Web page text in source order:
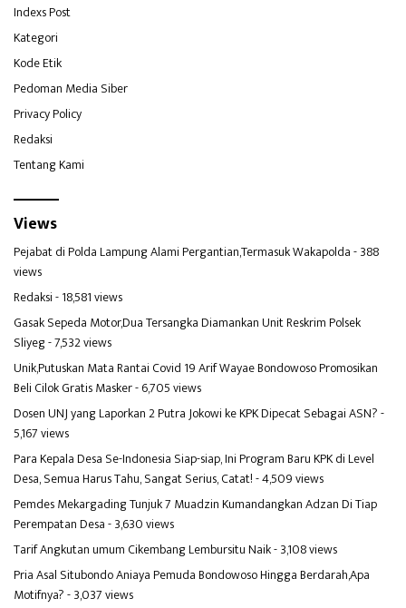
Indexs Post
Kategori
Kode Etik
Pedoman Media Siber
Privacy Policy
Redaksi
Tentang Kami
Views
Pejabat di Polda Lampung Alami Pergantian,Termasuk Wakapolda- 388
views
Redaksi- 18,581 views
Gasak Sepeda Motor,Dua Tersangka Diamankan Unit Reskrim Polsek
Sliyeg- 7,532 views
Unik,Putuskan Mata Rantai Covid 19 Arif Wayae Bondowoso Promosikan
Beli Cilok Gratis Masker- 6,705 views
Dosen UNJ yang Laporkan 2 Putra Jokowi ke KPK Dipecat Sebagai ASN?-
5,167 views
Para Kepala Desa Se-Indonesia Siap-siap, Ini Program Baru KPK di Level
Desa, Semua Harus Tahu, Sangat Serius, Catat!- 4,509 views
Pemdes Mekargading Tunjuk 7 Muadzin Kumandangkan Adzan Di Tiap
Perempatan Desa- 3,630 views
Tarif Angkutan umum Cikembang Lembursitu Naik- 3,108 views
Pria Asal Situbondo Aniaya Pemuda Bondowoso Hingga Berdarah,Apa
Motifnya?- 3,037 views